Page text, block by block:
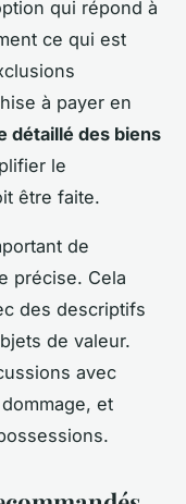
qui répond à
ce qui est
à payer en
détaillé des biens
le
être faite.
de
précise. Cela
des descriptifs
de valeur.
avec
et